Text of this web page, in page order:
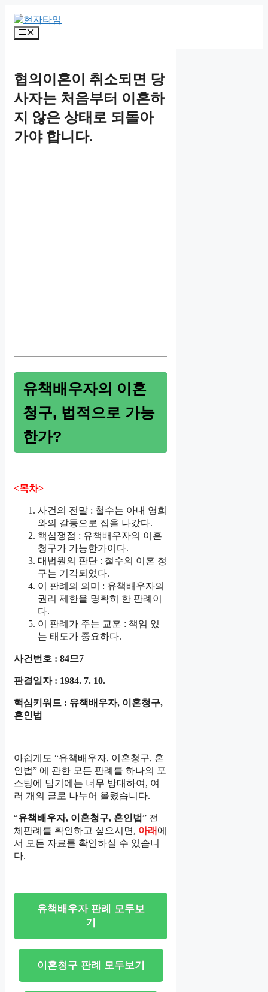
content Menu
협의이혼이 취소되면 당
사자는 처음부터 이혼하
지 않은 상태로 되돌아
가야 합니다.
유책배우자의 이혼
청구, 법적으로 가능
한가?
<목차>
사건의 전말 : 철수는 아내 영희
와의 갈등으로 집을 나갔다.
핵심쟁점 : 유책배우자의 이혼
청구가 가능한가이다.
대법원의 판단 : 철수의 이혼 청
구는 기각되었다.
이 판례의 의미 : 유책배우자의
권리 제한을 명확히 한 판례이
다.
이 판례가 주는 교훈 : 책임 있
는 태도가 중요하다.
사건번호 : 84므7
판결일자 : 1984. 7. 10.
핵심키워드 : 유책배우자, 이혼청구,
혼인법
아쉽게도 “유책배우자, 이혼청구, 혼
인법” 에 관한 모든 판례를 하나의 포
스팅에 담기에는 너무 방대하여, 여
러 개의 글로 나누어 올렸습니다.
“유책배우자, 이혼청구, 혼인법” 전
체판례를 확인하고 싶으시면, 아래 에
서 모든 자료를 확인하실 수 있습니
다.
유책배우자 판례 모두보
기
이혼청구 판례 모두보기